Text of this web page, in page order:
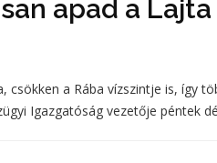
apad a Lajta
a Rába vízszintje is, így
Igazgatóság vezetője péntek